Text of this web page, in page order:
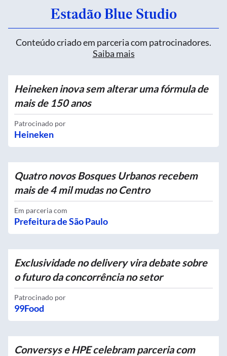
Estadão Blue Studio
Conteúdo criado em parceria com patrocinadores.
Saiba mais
Heineken inova sem alterar uma fórmula de
mais de 150 anos
Patrocinado por
Heineken
Quatro novos Bosques Urbanos recebem
mais de 4 mil mudas no Centro
Em parceria com
Prefeitura de São Paulo
Exclusividade no delivery vira debate sobre
o futuro da concorrência no setor
Patrocinado por
99Food
Conversys e HPE celebram parceria com